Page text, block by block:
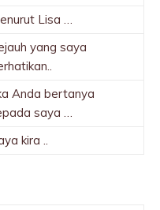
Lisa …
yang saya
Anda bertanya
saya …
kira ..